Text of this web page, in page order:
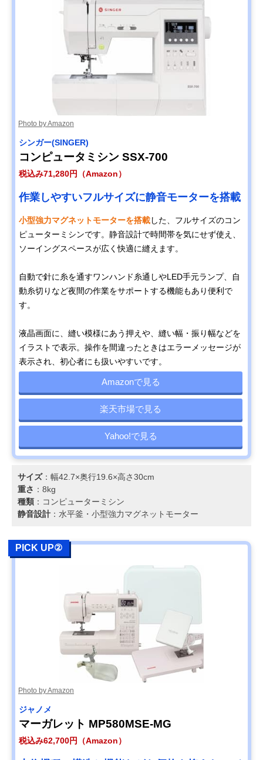
Photo by Amazon
シンガー(SINGER)
コンピュータミシン SSX-700
税込み71,280円（Amazon）
作業しやすいフルサイズに静音モーターを搭載
小型強力マグネットモーターを搭載した、フルサイズのコン
ピューターミシンです。静音設計で時間帯を気にせず使え、
ソーイングスペースが広く快適に縫えます。
自動で針に糸を通すワンハンド糸通しやLED手元ランプ、自
動糸切りなど夜間の作業をサポートする機能もあり便利で
す。
液晶画面に、縫い模様にあう押えや、縫い幅・振り幅などを
イラストで表示。操作を間違ったときはエラーメッセージが
表示され、初心者にも扱いやすいです。
Amazonで見る
楽天市場で見る
Yahoo!で見る
サイズ：幅42.7×奥行19.6×高さ30cm
重さ ：8kg
種類 ：コンピューターミシン
静音設計 ：水平釜・小型強力マグネットモーター
PICK UP②
Photo by Amazon
ジャノメ
マーガレット MP580MSE-MG
税込み62,700円（Amazon）